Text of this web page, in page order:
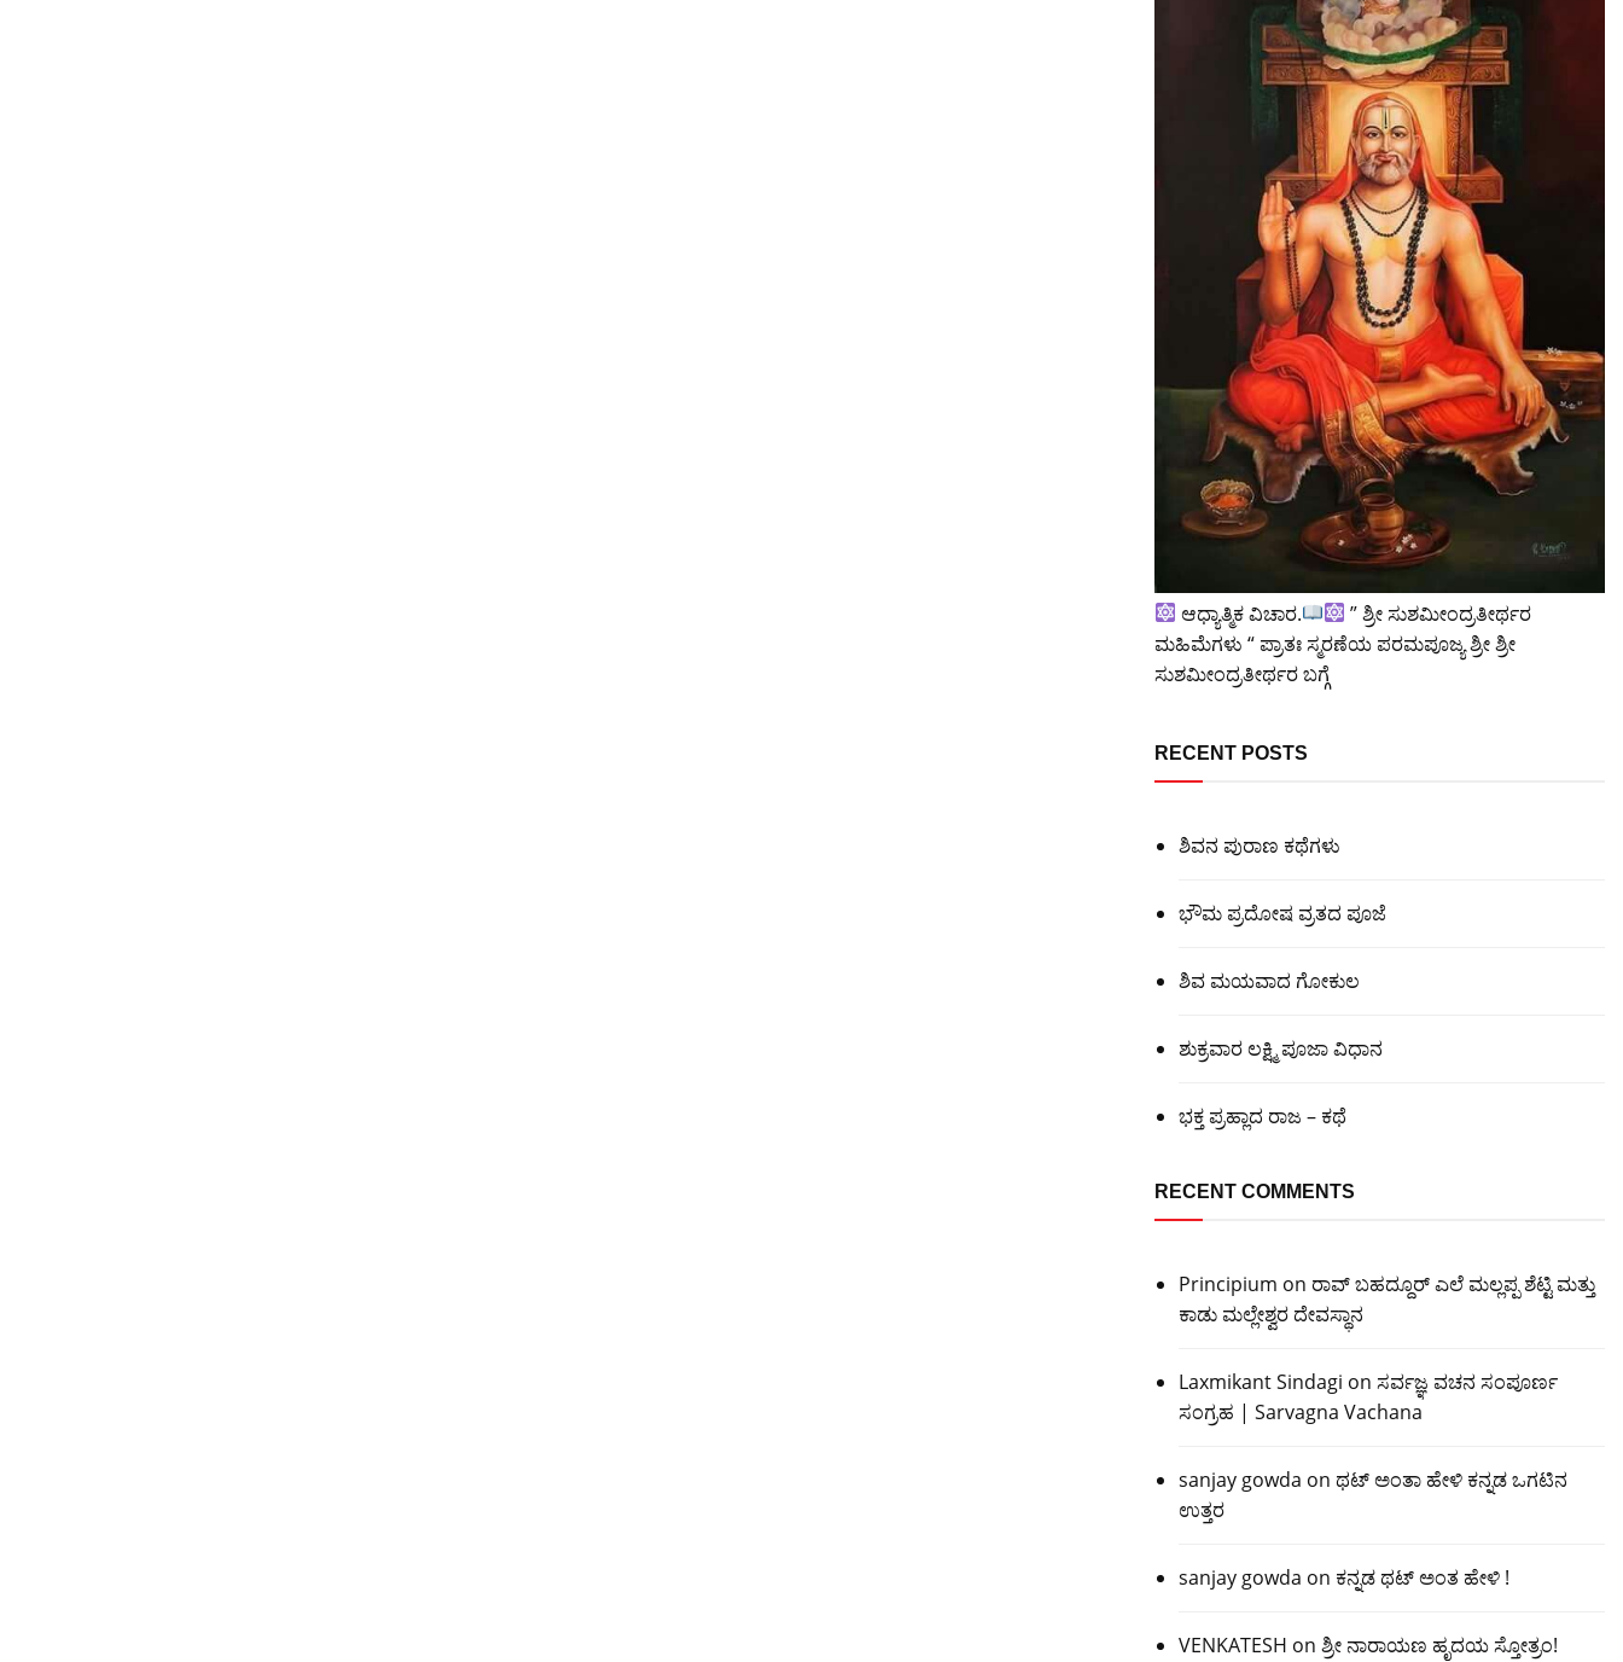
ಆಧ್ಯಾತ್ಮಿಕ ವಿಚಾರ.
” ಶ್ರೀ ಸುಶಮೀಂದ್ರತೀರ್ಥರ
ಮಹಿಮೆಗಳು “ ಪ್ರಾತಃ ಸ್ಮರಣೆಯ ಪರಮಪೂಜ್ಯ ಶ್ರೀ ಶ್ರೀ
ಸುಶಮೀಂದ್ರತೀರ್ಥರ ಬಗ್ಗೆ
RECENT POSTS
ಶಿವನ ಪುರಾಣ ಕಥೆಗಳು
ಭೌಮ ಪ್ರದೋಷ ವ್ರತದ ಪೂಜೆ
ಶಿವ ಮಯವಾದ ಗೋಕುಲ
ಶುಕ್ರವಾರ ಲಕ್ಷ್ಮಿ ಪೂಜಾ ವಿಧಾನ
ಭಕ್ತ ಪ್ರಹ್ಲಾದ ರಾಜ – ಕಥೆ
RECENT COMMENTS
Principium on ರಾವ್ ಬಹದ್ದೂರ್ ಎಲೆ ಮಲ್ಲಪ್ಪ ಶೆಟ್ಟಿ ಮತ್ತು
ಕಾಡು ಮಲ್ಲೇಶ್ವರ ದೇವಸ್ಥಾನ
Laxmikant Sindagi on ಸರ್ವಜ್ಞ ವಚನ ಸಂಪೂರ್ಣ
ಸಂಗ್ರಹ | Sarvagna Vachana
sanjay gowda on ಥಟ್ ಅಂತಾ ಹೇಳಿ ಕನ್ನಡ ಒಗಟಿನ
ಉತ್ತರ
sanjay gowda on ಕನ್ನಡ ಥಟ್ ಅಂತ ಹೇಳಿ !
VENKATESH on ಶ್ರೀ ನಾರಾಯಣ ಹೃದಯ ಸ್ತೋತ್ರಂ!